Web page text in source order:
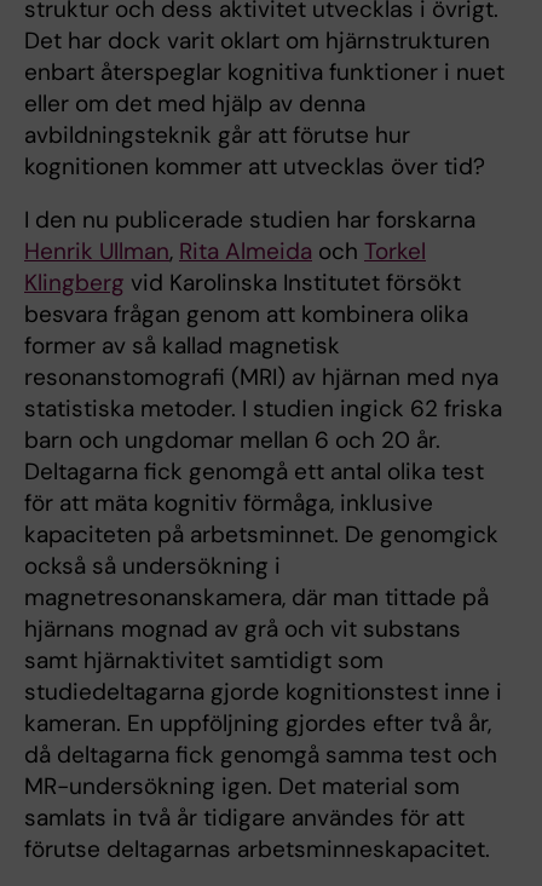
struktur och dess aktivitet utvecklas i övrigt.
Det har dock varit oklart om hjärnstrukturen
enbart återspeglar kognitiva funktioner i nuet
eller om det med hjälp av denna
avbildningsteknik går att förutse hur
kognitionen kommer att utvecklas över tid?
I den nu publicerade studien har forskarna
Henrik Ullman, Rita Almeida och Torkel
Klingberg vid Karolinska Institutet försökt
besvara frågan genom att kombinera olika
former av så kallad magnetisk
resonanstomografi (MRI) av hjärnan med nya
statistiska metoder. I studien ingick 62 friska
barn och ungdomar mellan 6 och 20 år.
Deltagarna fick genomgå ett antal olika test
för att mäta kognitiv förmåga, inklusive
kapaciteten på arbetsminnet. De genomgick
också så undersökning i
magnetresonanskamera, där man tittade på
hjärnans mognad av grå och vit substans
samt hjärnaktivitet samtidigt som
studiedeltagarna gjorde kognitionstest inne i
kameran. En uppföljning gjordes efter två år,
då deltagarna fick genomgå samma test och
MR-undersökning igen. Det material som
samlats in två år tidigare användes för att
förutse deltagarnas arbetsminneskapacitet.